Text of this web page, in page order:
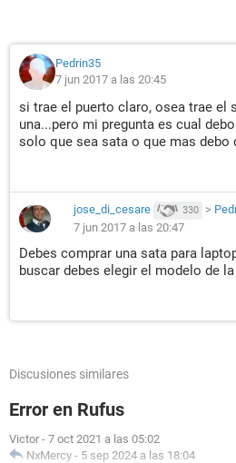
Pedrin35
7 jun 2017 a las 20:45
si trae el puerto claro, osea trae el
una...pero mi pregunta es cual
solo que sea sata o que mas debo
jose_di_cesare 330 >
7 jun 2017 a las 20:47
Debes comprar una sata para
buscar debes elegir el modelo de
Discusiones similares
Error en Rufus
Victor - 7 oct 2021 a las 05:02
NxMercy - 5 sep 2024 a las 18:04